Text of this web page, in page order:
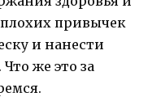
привычек
и нанести
же это за